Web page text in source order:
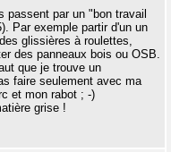
passent par un "bon travail
Par exemple partir d'un un
glissières à roulettes,
des panneaux bois ou OSB.
que je trouve un
faire seulement avec ma
et mon rabot ; -)
grise !